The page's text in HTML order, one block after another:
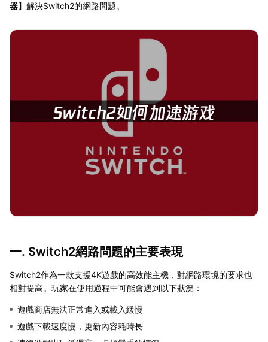
器】解決Switch2的網路問題。
一. Switch2網路問題的主要表現
Switch2作為一款支援4K遊戲的高效能主機，對網路環境的要求也
相對提高。玩家在使用過程中可能會遇到以下狀況：
遊戲商店無法正常進入或載入緩慢
遊戲下載速度慢，更新內容耗時長